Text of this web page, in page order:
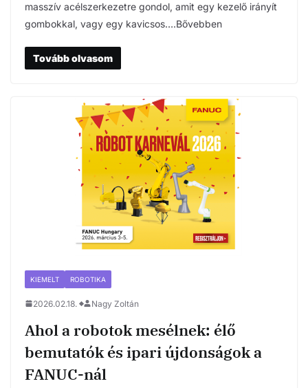
masszív acélszerkezetre gondol, amit egy kezelő irányít
gombokkal, vagy egy kavicsos….Bővebben
Tovább olvasom
KIEMELT ROBOTIKA
2026.02.18. Nagy Zoltán
Ahol a robotok mesélnek: élő
bemutatók és ipari újdonságok a
FANUC-nál